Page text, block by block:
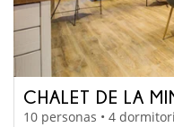
CHALET DE LA
10 personas • 4